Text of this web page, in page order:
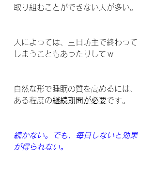
取り組むことができない人が多い。
人によっては、三日坊主で終わって
しまうこともあったりしてｗ
自然な形で睡眠の質を高めるには、
ある程度の継続期間が必要です。
続かない。でも、毎日しないと効果
が得られない。